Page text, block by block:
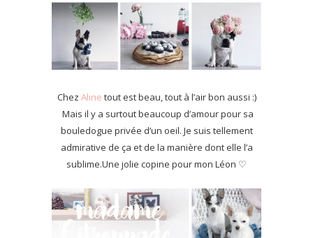
Chez Aline tout est beau, tout à l’air bon aussi :)
Mais il y a surtout beaucoup d’amour pour sa
bouledogue privée d’un oeil. Je suis tellement
admirative de ça et de la manière dont elle l’a
sublime.Une jolie copine pour mon Léon ♡